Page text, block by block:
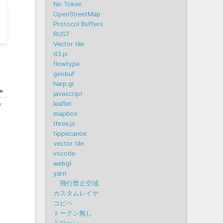
No Token
OpenStreetMap
Protocol Buffers
RUST
Vector tile
d3.js
flowtype
geobuf
harp.gl
javascript
leaflet
mapbox
three.js
tippecanoe
vector tile
vscode
webgl
yarn
飛行禁止空域
カスタムレイヤ
コピペ
トークン無し